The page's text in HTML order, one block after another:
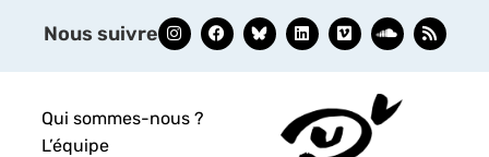
Nous suivre
Qui sommes-nous ?
L’équipe